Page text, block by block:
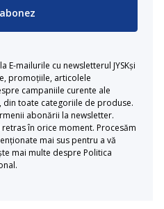
E-mailurile cu newsletterul JYSKși
promoțiile, articolele
campaniile curente ale
din toate categoriile de produse.
abonării la newsletter.
în orice moment. Procesăm
mai sus pentru a vă
mai multe despre Politica